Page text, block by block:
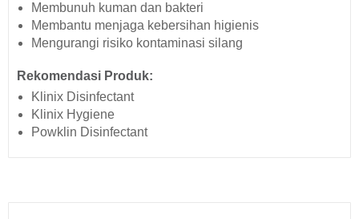
Membunuh kuman dan bakteri
Membantu menjaga kebersihan higienis
Mengurangi risiko kontaminasi silang
Rekomendasi Produk:
Klinix Disinfectant
Klinix Hygiene
Powklin Disinfectant